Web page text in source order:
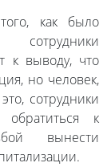
как было
к выводу, что
но человек,
сотрудники
обратиться к
вынести